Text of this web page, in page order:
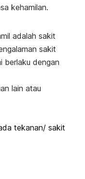
kehamilan.
adalah sakit
sakit
berlaku dengan
lain atau
tekanan/ sakit